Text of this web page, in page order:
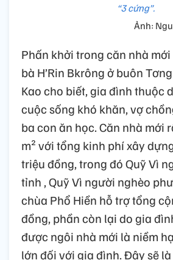
“3 cứng”.
Ảnh:
Phấn khởi trong căn nhà
bà H’Rin Bkrông ở buôn
Kao cho biết, gia đình thuộc
cuộc sống khó khăn, vợ
ba con ăn học. Căn nhà mới
m² với tổng kinh phí xây
triệu đồng, trong đó Quỹ Vì
tỉnh , Quỹ Vì người nghèo
chùa Phổ Hiền hỗ trợ tổng
đồng, phần còn lại do gia
được ngôi nhà mới là niềm
lớn đối với gia đình. Đây sẽ